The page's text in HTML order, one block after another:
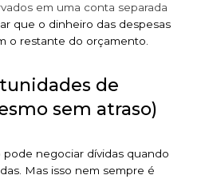
em uma conta separada
que o dinheiro das despesas
o restante do orçamento.
de
sem atraso)
negociar dívidas quando
Mas isso nem sempre é